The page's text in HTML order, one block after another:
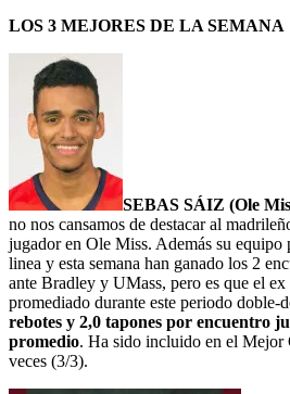
LOS 3 MEJORES DE LA SEMANA
SEBAS SÁIZ (Ole
no nos cansamos de destacar al
jugador en Ole Miss. Además su equipo
linea y esta semana han ganado los 2
ante Bradley y UMass, pero es que el ex
promediado durante este periodo doble-
rebotes y 2,0 tapones por encuentro
promedio. Ha sido incluido en el Mejor
veces (3/3).